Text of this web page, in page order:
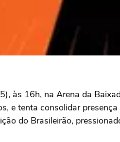
às 16h, na Arena da
e tenta consolidar
do Brasileirão,